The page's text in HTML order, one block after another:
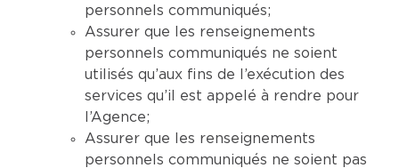
personnels communiqués;
Assurer que les renseignements
personnels communiqués ne soient
utilisés qu’aux fins de l’exécution des
services qu’il est appelé à rendre pour
l’Agence;
Assurer que les renseignements
personnels communiqués ne soient pas